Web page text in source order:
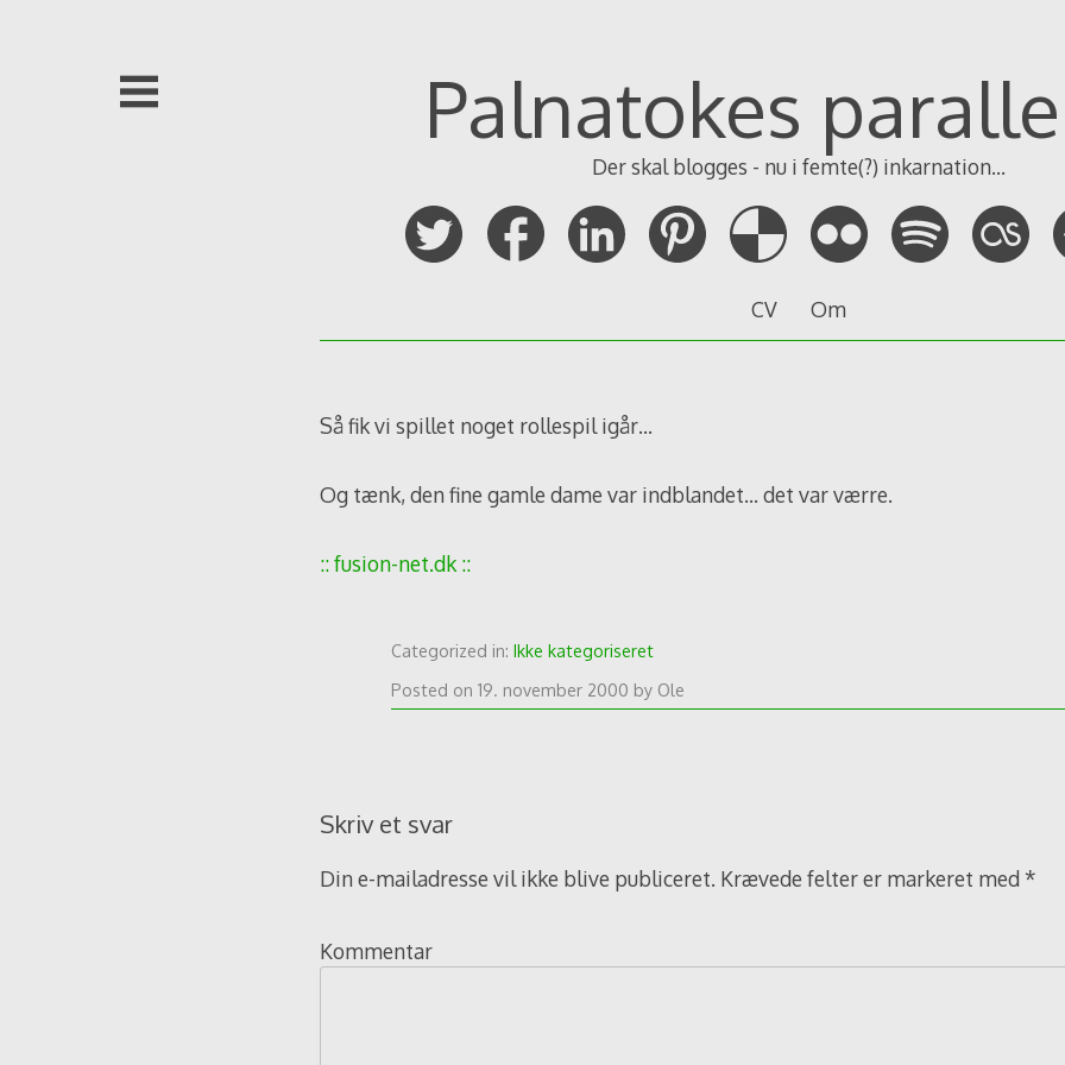
Palnatokes
Der skal blogges - nu i femte(?) inkarnation...
CV Om
Så fik vi spillet noget rollespil igår…
Og tænk, den fine gamle dame var indblandet… det var værre.
:: fusion-net.dk ::
Categorized in:Ikke kategoriseret
Posted on19. november 2000 by Ole
Skriv et svar
Din e-mailadresse vil ikke blive publiceret. Krævede felter er markeret med *
Kommentar